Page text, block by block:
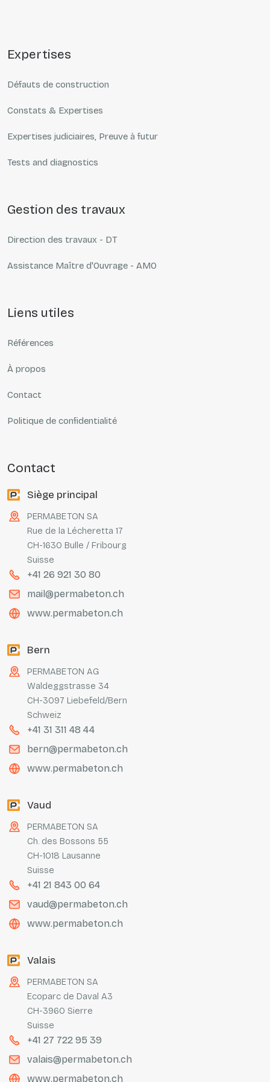
expertises
Défauts de construction
Constats & Expertises
Expertises judiciaires, Preuve à futur
Tests and diagnostics
gestion des travaux
Direction des travaux - DT
Assistance Maître d'Ouvrage - AMO
liens utiles
Références
À propos
Contact
Politique de confidentialité
contact
Siège principal
PERMABETON SA
Rue de la Lécheretta 17
CH-1630 Bulle / Fribourg
Suisse
+41 26 921 30 80
mail@permabeton.ch
www.permabeton.ch
Bern
PERMABETON AG
Waldeggstrasse 34
CH-3097 Liebefeld/Bern
Schweiz
+41 31 311 48 44
bern@permabeton.ch
www.permabeton.ch
Vaud
PERMABETON SA
Ch. des Bossons 55
CH-1018 Lausanne
Suisse
+41 21 843 00 64
vaud@permabeton.ch
www.permabeton.ch
Valais
PERMABETON SA
Ecoparc de Daval A3
CH-3960 Sierre
Suisse
+41 27 722 95 39
valais@permabeton.ch
www.permabeton.ch